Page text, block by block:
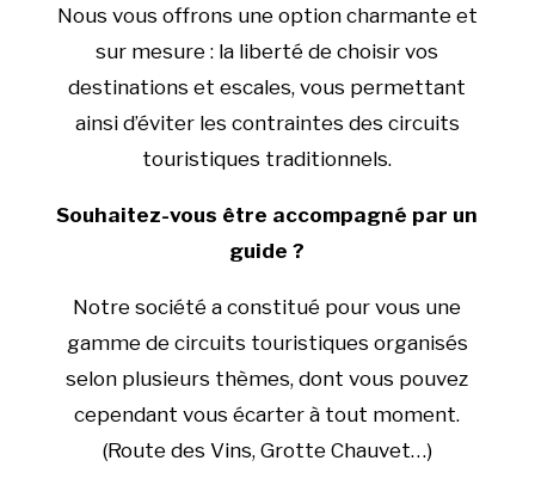
Nous vous offrons une option charmante et
sur mesure : la liberté de choisir vos
destinations et escales, vous permettant
ainsi d’éviter les contraintes des circuits
touristiques traditionnels.
Souhaitez-vous être accompagné par un
guide ?
Notre société a constitué pour vous une
gamme de circuits touristiques organisés
selon plusieurs thèmes, dont vous pouvez
cependant vous écarter à tout moment.
(Route des Vins, Grotte Chauvet…)